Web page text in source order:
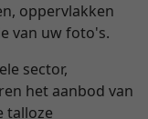
oppervlakken
van uw foto's.
sector,
het aanbod van
talloze